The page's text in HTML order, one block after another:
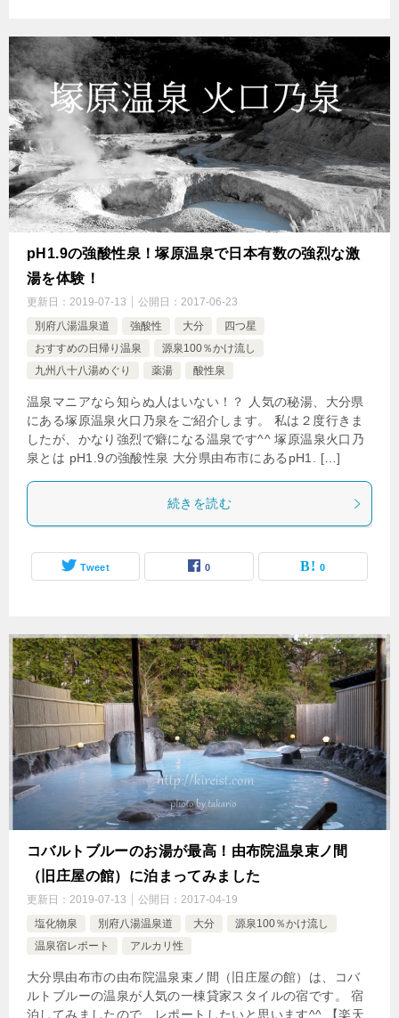
pH1.9の強酸性泉！塚原温泉で日本有数の強烈な激
湯を体験！
更新日： 2019-07-13 公開日： 2017-06-23
別府八湯温泉道
強酸性 大分
四つ星
おすすめの日帰り温泉
源泉100％かけ流し
九州八十八湯めぐり
薬湯 酸性泉
温泉マニアなら知らぬ人はいない！？ 人気の秘湯、大分県
にある塚原温泉火口乃泉をご紹介します。 私は２度行きま
したが、かなり強烈で癖になる温泉です^^ 塚原温泉火口乃
泉とは pH1.9の強酸性泉 大分県由布市にあるpH1. […]
続きを読む
Tweet 0 0
コバルトブルーのお湯が最高！由布院温泉束ノ間
（旧庄屋の館）に泊まってみました
更新日： 2019-07-13 公開日： 2017-04-19
塩化物泉
別府八湯温泉道 大分
源泉100％かけ流し
温泉宿レポート
アルカリ性
大分県由布市の由布院温泉束ノ間（旧庄屋の館）は、コバ
ルトブルーの温泉が人気の一棟貸家スタイルの宿です。 宿
泊してみましたので、レポートしたいと思います^^ 【楽天